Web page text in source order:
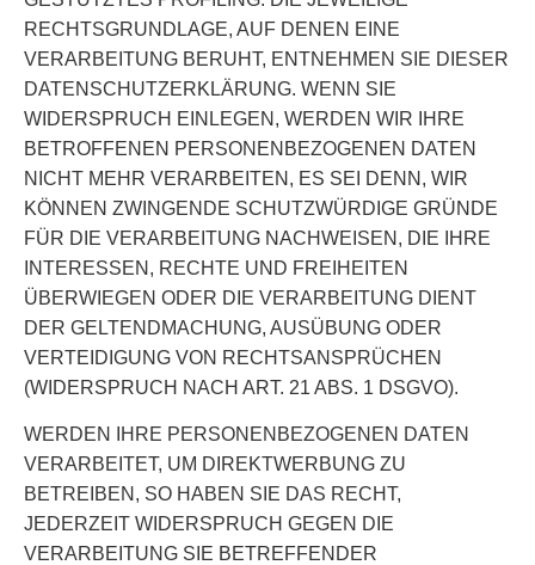
RECHTSGRUNDLAGE, AUF DENEN EINE
VERARBEITUNG BERUHT, ENTNEHMEN SIE DIESER
DATENSCHUTZERKLÄRUNG. WENN SIE
WIDERSPRUCH EINLEGEN, WERDEN WIR IHRE
BETROFFENEN PERSONENBEZOGENEN DATEN
NICHT MEHR VERARBEITEN, ES SEI DENN, WIR
KÖNNEN ZWINGENDE SCHUTZWÜRDIGE GRÜNDE
FÜR DIE VERARBEITUNG NACHWEISEN, DIE IHRE
INTERESSEN, RECHTE UND FREIHEITEN
ÜBERWIEGEN ODER DIE VERARBEITUNG DIENT
DER GELTENDMACHUNG, AUSÜBUNG ODER
VERTEIDIGUNG VON RECHTSANSPRÜCHEN
(WIDERSPRUCH NACH ART. 21 ABS. 1 DSGVO).
WERDEN IHRE PERSONENBEZOGENEN DATEN
VERARBEITET, UM DIREKTWERBUNG ZU
BETREIBEN, SO HABEN SIE DAS RECHT,
JEDERZEIT WIDERSPRUCH GEGEN DIE
VERARBEITUNG SIE BETREFFENDER